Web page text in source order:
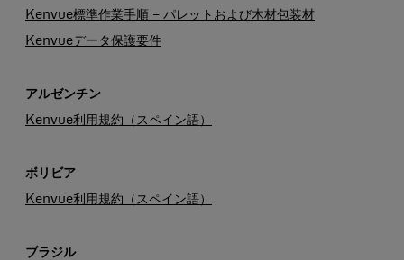
Kenvue標準作業手順 – パレットおよび木材包装材
Kenvueデータ保護要件
アルゼンチン
Kenvue利用規約（スペイン語）
ボリビア
Kenvue利用規約（スペイン語）
ブラジル